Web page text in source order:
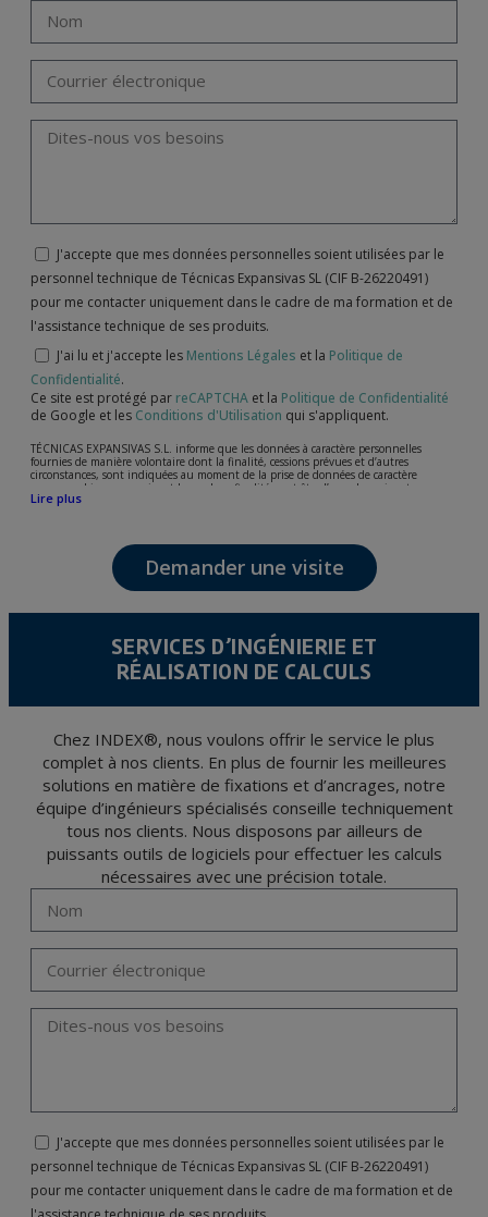
J'accepte que mes données personnelles soient utilisées par le
personnel technique de Técnicas Expansivas SL (CIF B-26220491)
pour me contacter uniquement dans le cadre de ma formation et de
l'assistance technique de ses produits.
J'ai lu et j'accepte les Mentions Légales et la Politique de
Confidentialité.
Ce site est protégé par reCAPTCHA et la Politique de Confidentialité
de Google et les Conditions d'Utilisation qui s'appliquent.
TÉCNICAS EXPANSIVAS S.L. informe que les données à caractère personnelles
fournies de manière volontaire dont la finalité, cessions prévues et d’autres
circonstances, sont indiquées au moment de la prise de données de caractère
personne, bien que, suivant le cas, leur finalité peut être l’une des suivantes,
l’attention de votre demande, litige ou requise, maintien de la relation établie, la
Les données de nos fichiers sont absolument confidentielles et seront traitées avec la
plus grande confidentialité et répondent à toutes les exigences prévues par la loi
15/1999 du 13 décembre sur la protection des données personnelles.
conformément à la législation de Protection des données, telles que celles relatives à
la santé, ces donnée n'étant pas cryptées.
L’usager peut à tout moment exercer son droit d'accès, de rectification, d'annulation
et d'opposition en vertu des dispositions au Règlement Général sur la Protection des
votre pièce d’identité, à P.I. La Portalada II | c/ Segador 13, 26006 | Logroño (La
Lire plus
Demander une visite
SERVICES D’INGÉNIERIE ET
RÉALISATION DE CALCULS
Chez INDEX®, nous voulons offrir le service le plus
complet à nos clients. En plus de fournir les meilleures
solutions en matière de fixations et d’ancrages, notre
équipe d’ingénieurs spécialisés conseille techniquement
tous nos clients. Nous disposons par ailleurs de
puissants outils de logiciels pour effectuer les calculs
nécessaires avec une précision totale.
J'accepte que mes données personnelles soient utilisées par le
personnel technique de Técnicas Expansivas SL (CIF B-26220491)
pour me contacter uniquement dans le cadre de ma formation et de